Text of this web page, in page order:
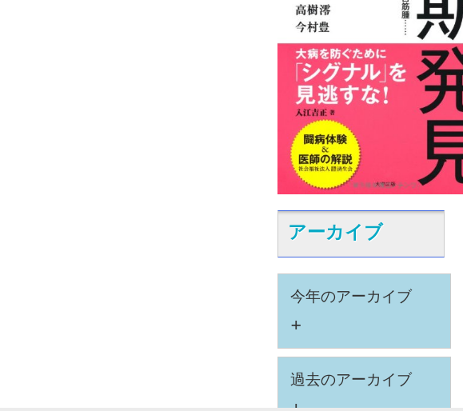
アーカイブ
今年のアーカイブ
+
過去のアーカイブ
+